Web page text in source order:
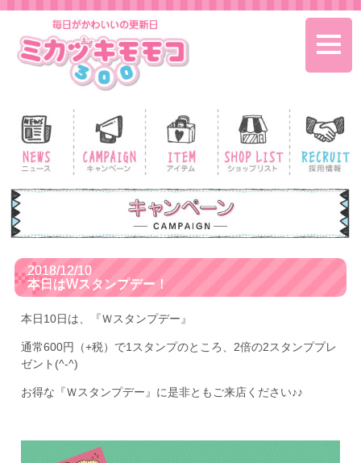
toggle
2018/12/10
本日はWスタンプデー！
本日10日は、『Ｗスタンプデー』
通常600円（+税）で1スタンプのところ、2倍の2スタンププレ
ゼント(^-^)
お得な『Ｗスタンプデー』に是非ともご来店ください♪♪